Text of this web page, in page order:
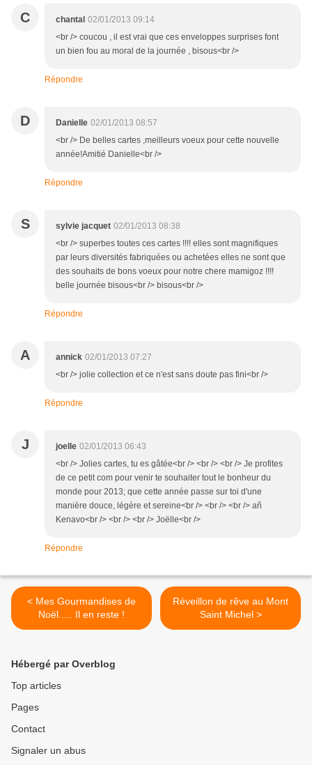
C chantal 02/01/2013 09:14
<br /> coucou , il est vrai que ces enveloppes surprises font
un bien fou au moral de la journée , bisous<br />
Répondre
D Danielle 02/01/2013 08:57
<br /> De belles cartes ,meilleurs voeux pour cette nouvelle
année!Amitié Danielle<br />
Répondre
S sylvie jacquet 02/01/2013 08:38
<br /> superbes toutes ces cartes !!!! elles sont magnifiques
par leurs diversités fabriquées ou achetées elles ne sont que
des souhaits de bons voeux pour notre chere mamigoz !!!!
belle journée bisous<br /> bisous<br />
Répondre
A annick 02/01/2013 07:27
<br /> jolie collection et ce n'est sans doute pas fini<br />
Répondre
J joelle 02/01/2013 06:43
<br /> Jolies cartes, tu es gâtée<br /> <br /> <br /> Je profites
de ce petit com pour venir te souhaiter tout le bonheur du
monde pour 2013; que cette année passe sur toi d'une
manière douce, légère et sereine<br /> <br /> <br /> añ
Kenavo<br /> <br /> <br /> Joëlle<br />
Répondre
< Mes Gourmandises de
Noël..... Il en reste !
Réveillon de rêve au Mont
Saint Michel >
Hébergé par Overblog
Top articles
Pages
Contact
Signaler un abus